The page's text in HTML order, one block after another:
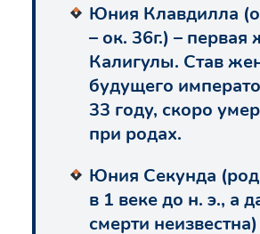
Юния Клавдилла
– ок. 36г.) – первая
Калигулы. Став
будущего
33 году, скоро
при родах.
Юния Секунда
в 1 веке до н. э., а
смерти